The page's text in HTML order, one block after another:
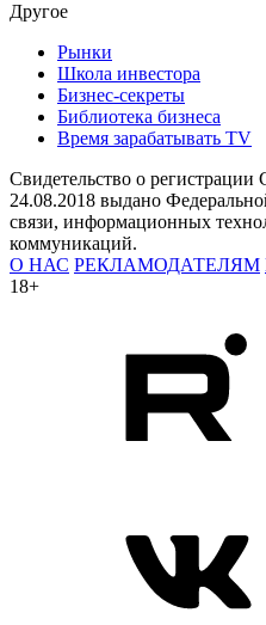
Другое
Рынки
Школа инвестора
Бизнес-секреты
Библиотека бизнеса
Время зарабатывать TV
Свидетельство о
24.08.2018 выдано
связи, информационных
коммуникаций.
О НАС РЕКЛАМОДАТЕЛЯМ
18+